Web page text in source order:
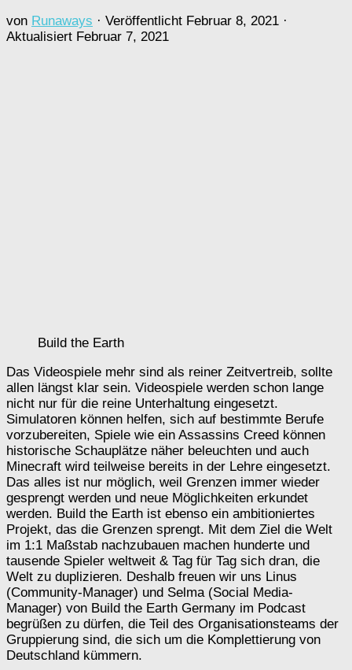
von Runaways · Veröffentlicht Februar 8, 2021 ·
Aktualisiert Februar 7, 2021
Build the Earth
Das Videospiele mehr sind als reiner Zeitvertreib, sollte
allen längst klar sein. Videospiele werden schon lange
nicht nur für die reine Unterhaltung eingesetzt.
Simulatoren können helfen, sich auf bestimmte Berufe
vorzubereiten, Spiele wie ein Assassins Creed können
historische Schauplätze näher beleuchten und auch
Minecraft wird teilweise bereits in der Lehre eingesetzt.
Das alles ist nur möglich, weil Grenzen immer wieder
gesprengt werden und neue Möglichkeiten erkundet
werden. Build the Earth ist ebenso ein ambitioniertes
Projekt, das die Grenzen sprengt. Mit dem Ziel die Welt
im 1:1 Maßstab nachzubauen machen hunderte und
tausende Spieler weltweit & Tag für Tag sich dran, die
Welt zu duplizieren. Deshalb freuen wir uns Linus
(Community-Manager) und Selma (Social Media-
Manager) von Build the Earth Germany im Podcast
begrüßen zu dürfen, die Teil des Organisationsteams der
Gruppierung sind, die sich um die Komplettierung von
Deutschland kümmern.